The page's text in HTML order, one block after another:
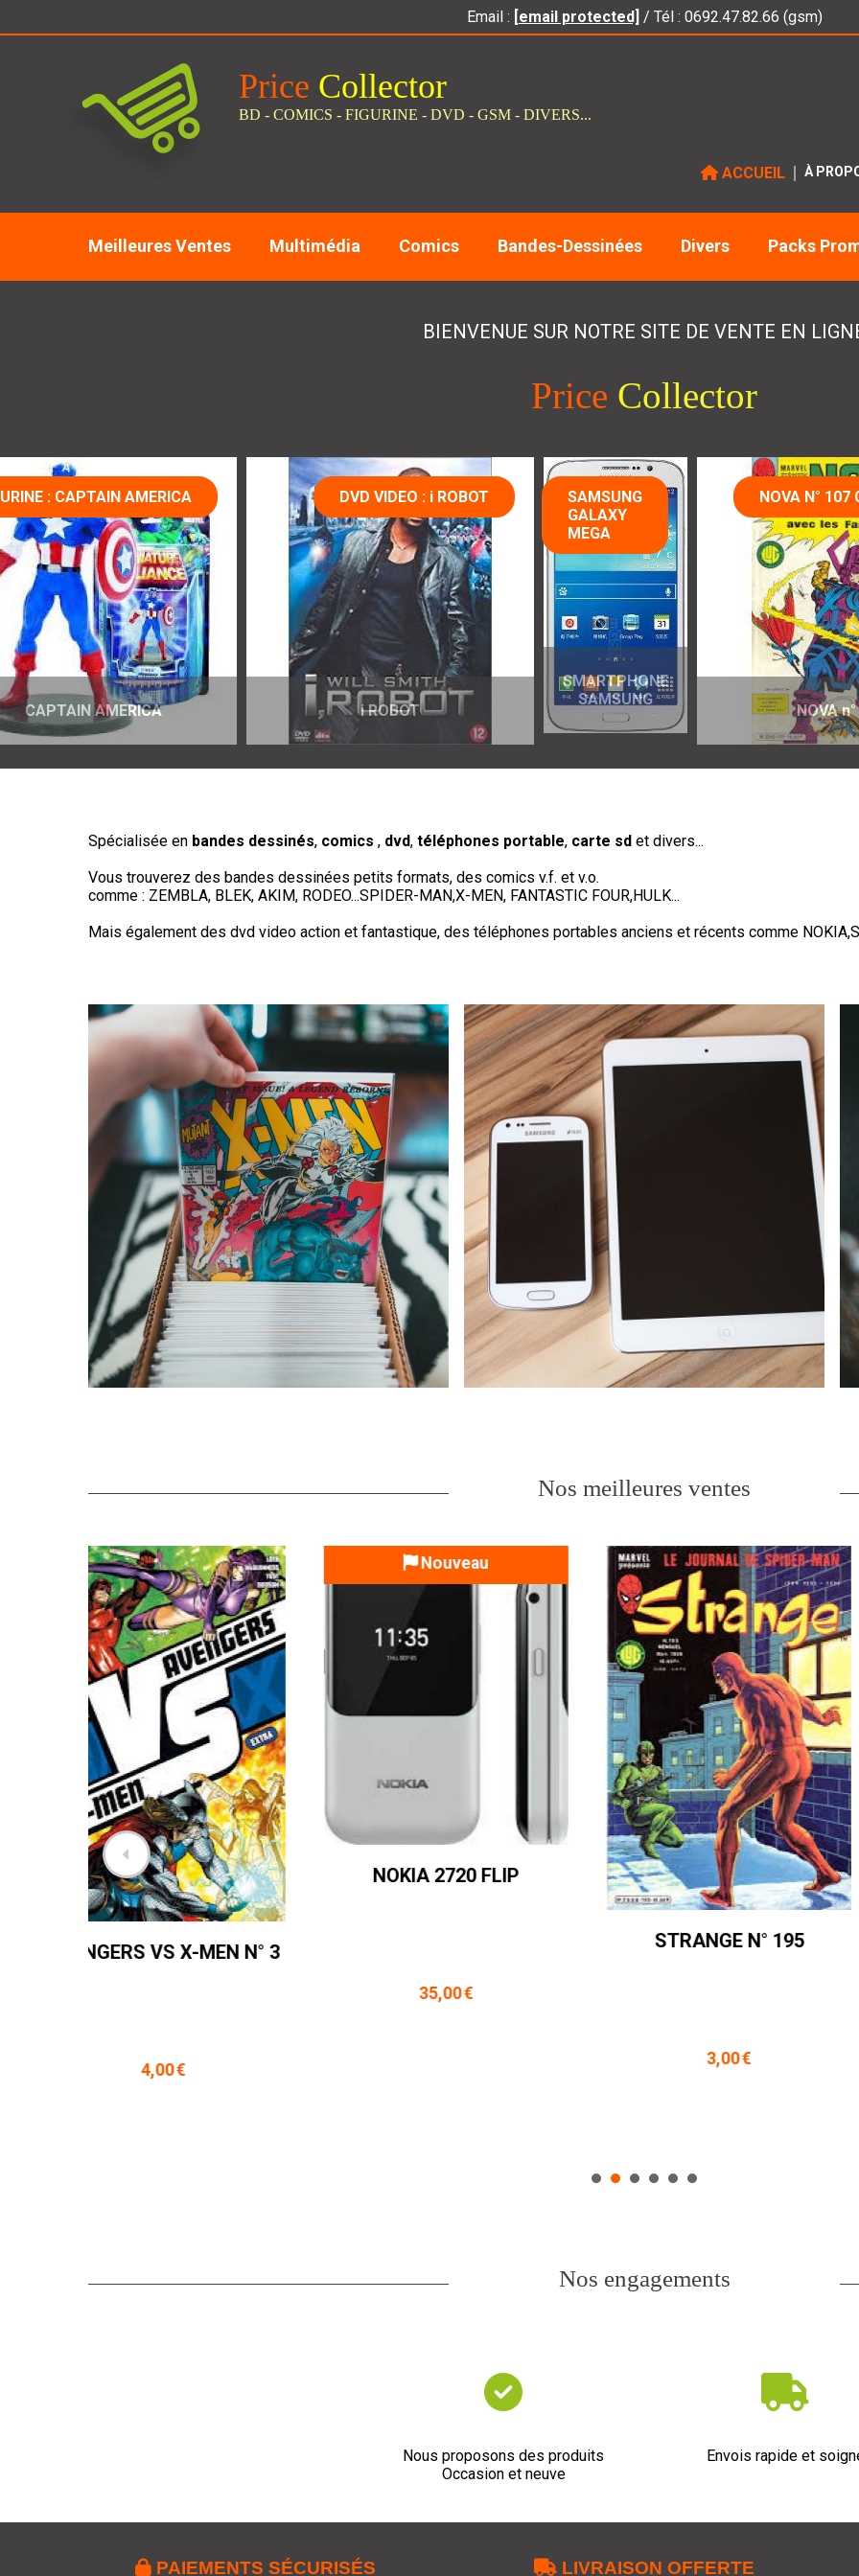
Email : [email protected] / Tél : 0692.47.82.66 (gsm)
Price Collector
BD - COMICS - FIGURINE - DVD - GSM - DIVERS...
ACCUEIL À
Meilleures Ventes Multimédia Comics Bandes-Dessinées Divers Packs
BIENVENUE SUR NOTRE SITE DE VENTE EN
Price Collector
DVD VIDEO : i ROBOT
SMARTPHONE
SAMSUNG
SAMSUNG
GALAXY
MEGA
NOVA n° 107
NOVA N° 107 COMICS V.F.
Spécialisée en bandes dessinés, comics , dvd, téléphones portable, carte sd et divers...
Vous trouverez des bandes dessinées petits formats, des comics v.f. et v.o.
comme : ZEMBLA, BLEK, AKIM, RODEO...SPIDER-MAN,X-MEN, FANTASTIC FOUR,HULK...
Mais également des dvd video action et fantastique, des téléphones portables anciens et récents comme
Nos meilleures ventes
MARVEL CLASSIC N° 2
Nouveau Nouveau
STRANGE N° 104
Nos engagements

Nous proposons des produits
Occasion et neuve

Envois rapide et
 PAIEMENTS SÉCURISÉS LIVRAISON OFFERTE